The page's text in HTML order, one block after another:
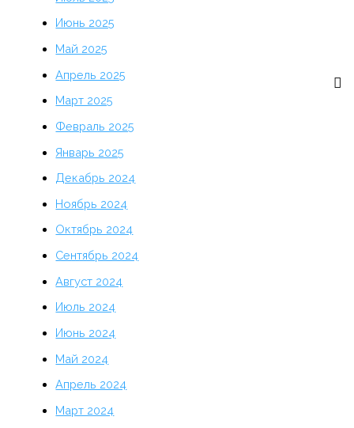
Июнь 2025
Май 2025
Апрель 2025
Март 2025
Февраль 2025
Январь 2025
Декабрь 2024
Ноябрь 2024
Октябрь 2024
Сентябрь 2024
Август 2024
Июль 2024
Июнь 2024
Май 2024
Апрель 2024
Март 2024